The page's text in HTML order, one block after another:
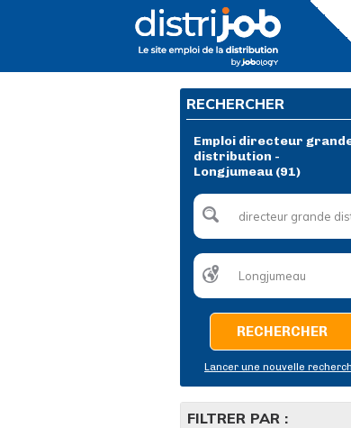
RECHERCHER
Emploi directeur
distribution -
Longjumeau (91)
RECHERCHER
Lancer une nouvelle
FILTRER PAR :